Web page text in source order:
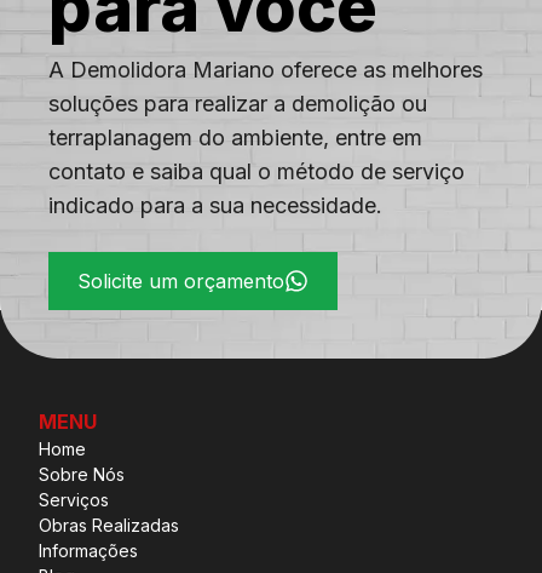
A Demolidora Mariano oferece as melhores
soluções para realizar a demolição ou
terraplanagem do ambiente, entre em
contato e saiba qual o método de serviço
indicado para a sua necessidade.
Solicite um orçamento
MENU
Home
Sobre Nós
Serviços
Obras Realizadas
Informações